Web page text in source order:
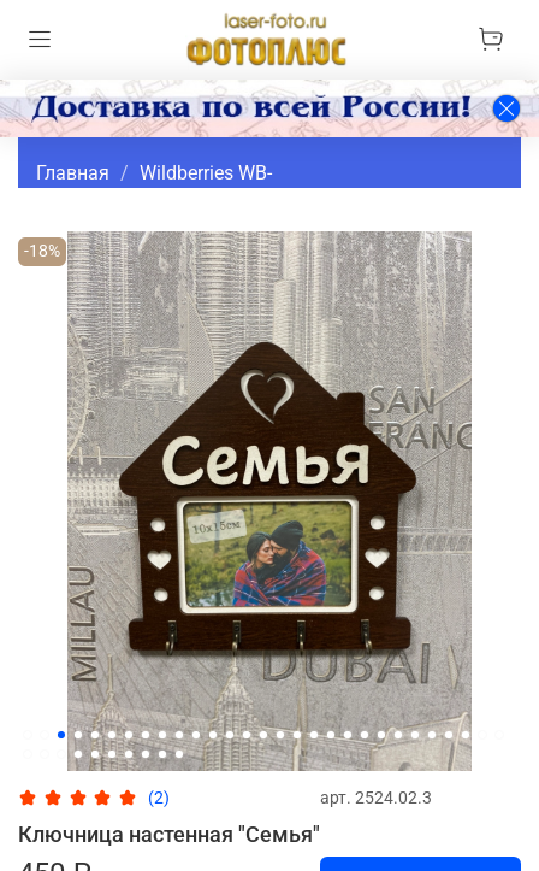
Главная Wildberries WB-
-18%
(2) арт. 2524.02.3
Ключница настенная "Семья"